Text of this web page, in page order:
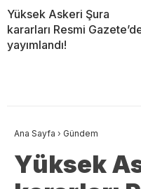
Yüksek Askeri Şura
kararları Resmi
yayımlandı!
Ana Sayfa › Gündem
Yüksek